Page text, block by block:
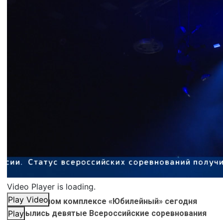
Video Player is loading.
Play Video
Play
В спортивном комплексе «Юбилейный» сегодня
открылись девятые Всероссийские соревнования